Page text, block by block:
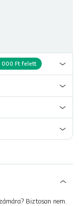
000 Ft felett
Biztosan nem.